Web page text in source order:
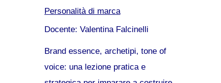
Personalità di marca
Docente: Valentina Falcinelli
Brand essence, archetipi, tone of
voice: una lezione pratica e